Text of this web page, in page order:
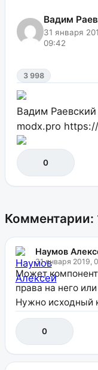
Вадим
31 января
09:42
3 998
Вадим Раевский
modx.pro
0
Комментарии:
Наумов
31 января 2019,
Может
права на него
Нужно исходный
0